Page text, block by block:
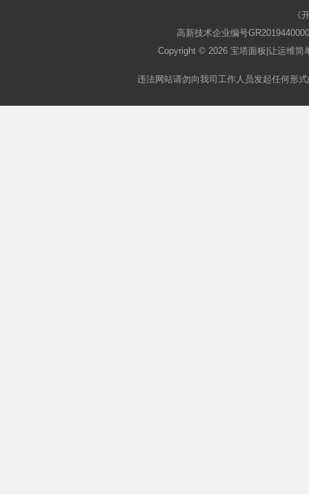
《
高新技术企业编号
Copyright © 2026 宝塔面板 |让运维
违法网站请勿向我司工作人员发起任何形